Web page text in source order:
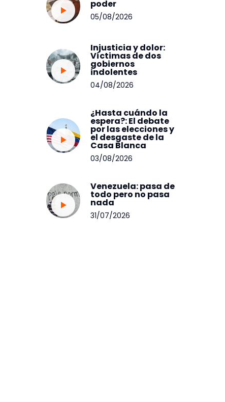
poder
05/08/2026
Injusticia y dolor:
Víctimas de dos
gobiernos
indolentes
04/08/2026
¿Hasta cuándo la
espera?: El debate
por las elecciones y
el desgaste de la
Casa Blanca
03/08/2026
Venezuela: pasa de
todo pero no pasa
nada
31/07/2026